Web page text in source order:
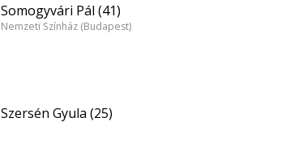
Somogyvári Pál (41)
Nemzeti Színház (Budapest)
Szersén Gyula (25)